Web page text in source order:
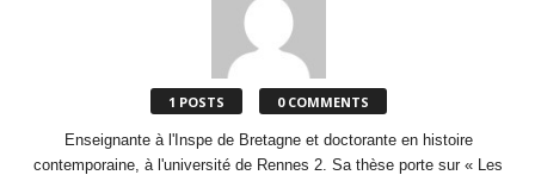
1 POSTS 0 COMMENTS
Enseignante à l'Inspe de Bretagne et doctorante en histoire
contemporaine, à l'université de Rennes 2. Sa thèse porte sur « Les